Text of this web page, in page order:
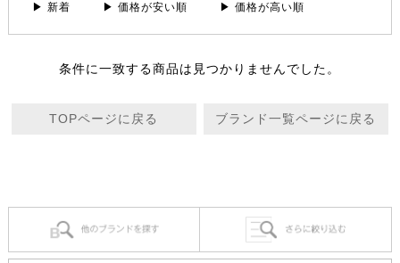
▶ 新着 ▶ 価格が安い順 ▶ 価格が高い順
条件に一致する商品は見つかりませんでした。
TOPページに戻る ブランド一覧ページに戻る